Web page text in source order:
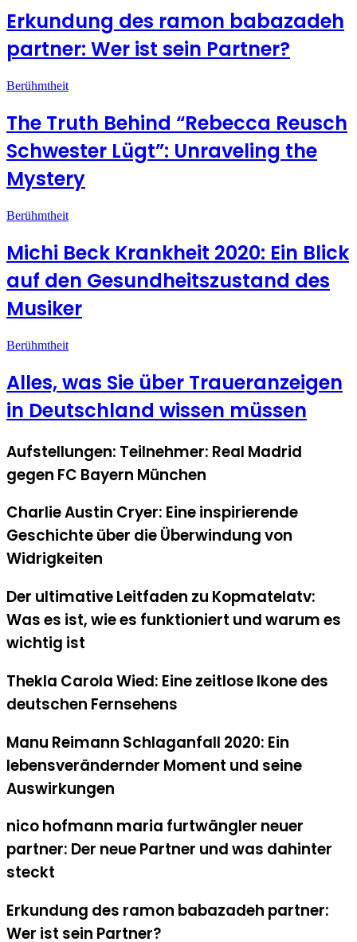
Erkundung des ramon babazadeh
partner: Wer ist sein Partner?
Berühmtheit
The Truth Behind “Rebecca Reusch
Schwester Lügt”: Unraveling the
Mystery
Berühmtheit
Michi Beck Krankheit 2020: Ein Blick
auf den Gesundheitszustand des
Musiker
Berühmtheit
Alles, was Sie über Traueranzeigen
in Deutschland wissen müssen
Aufstellungen: Teilnehmer: Real Madrid
gegen FC Bayern München
Charlie Austin Cryer: Eine inspirierende
Geschichte über die Überwindung von
Widrigkeiten
Der ultimative Leitfaden zu Kopmatelatv:
Was es ist, wie es funktioniert und warum es
wichtig ist
Thekla Carola Wied: Eine zeitlose Ikone des
deutschen Fernsehens
Manu Reimann Schlaganfall 2020: Ein
lebensverändernder Moment und seine
Auswirkungen
nico hofmann maria furtwängler neuer
partner: Der neue Partner und was dahinter
steckt
Erkundung des ramon babazadeh partner:
Wer ist sein Partner?